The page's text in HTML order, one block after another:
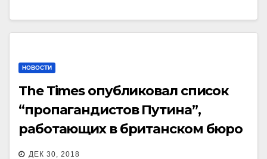
НОВОСТИ
The Times опубликовал список
“пропагандистов Путина”,
работающих в британском бюро
агентства Sputnik
ДЕК 30, 2018